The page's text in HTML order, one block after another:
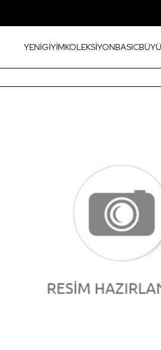
YENİGİYİMKOLEKSİYONBASIC